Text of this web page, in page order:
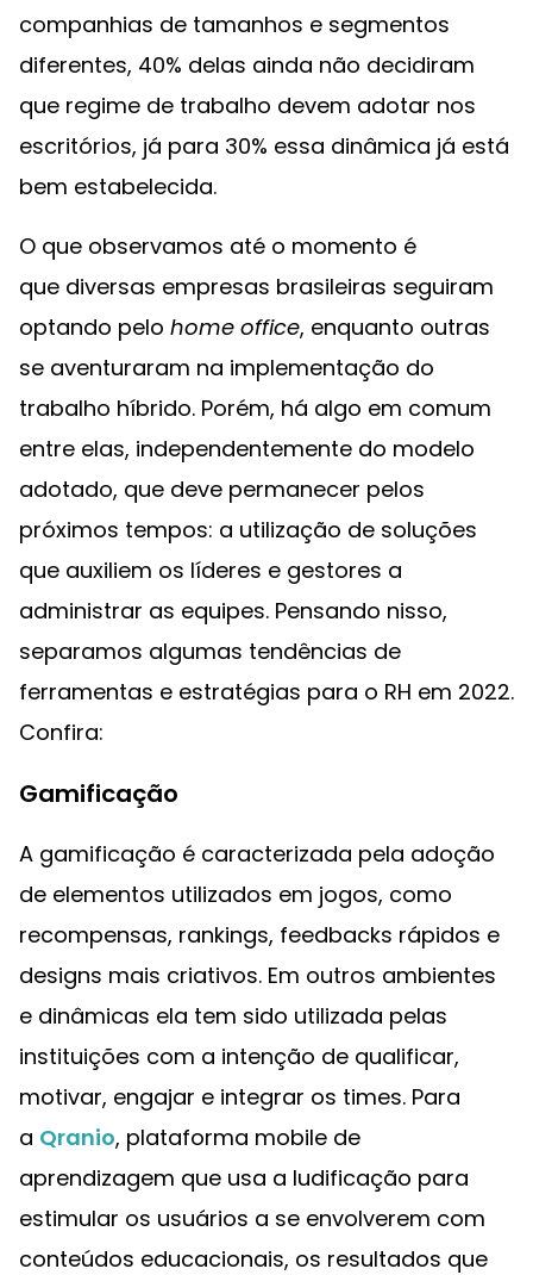
companhias de tamanhos e segmentos
diferentes, 40% delas ainda não decidiram
que regime de trabalho devem adotar nos
escritórios, já para 30% essa dinâmica já está
bem estabelecida.
O que observamos até o momento é
que diversas empresas brasileiras seguiram
optando pelo home office, enquanto outras
se aventuraram na implementação do
trabalho híbrido. Porém, há algo em comum
entre elas, independentemente do modelo
adotado, que deve permanecer pelos
próximos tempos: a utilização de soluções
que auxiliem os líderes e gestores a
administrar as equipes. Pensando nisso,
separamos algumas tendências de
ferramentas e estratégias para o RH em 2022.
Confira:
Gamificação
A gamificação é caracterizada pela adoção
de elementos utilizados em jogos, como
recompensas, rankings, feedbacks rápidos e
designs mais criativos. Em outros ambientes
e dinâmicas ela tem sido utilizada pelas
instituições com a intenção de qualificar,
motivar, engajar e integrar os times. Para
a Qranio, plataforma mobile de
aprendizagem que usa a ludificação para
estimular os usuários a se envolverem com
conteúdos educacionais, os resultados que